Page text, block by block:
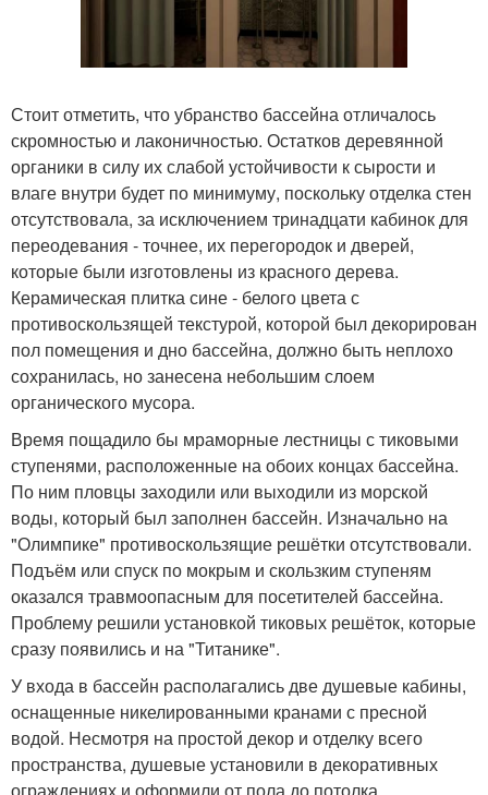
Стоит отметить, что убранство бассейна отличалось
скромностью и лаконичностью. Остатков деревянной
органики в силу их слабой устойчивости к сырости и
влаге внутри будет по минимуму, поскольку отделка стен
отсутствовала, за исключением тринадцати кабинок для
переодевания - точнее, их перегородок и дверей,
которые были изготовлены из красного дерева.
Керамическая плитка сине - белого цвета с
противоскользящей текстурой, которой был декорирован
пол помещения и дно бассейна, должно быть неплохо
сохранилась, но занесена небольшим слоем
органического мусора.
Время пощадило бы мраморные лестницы с тиковыми
ступенями, расположенные на обоих концах бассейна.
По ним пловцы заходили или выходили из морской
воды, который был заполнен бассейн. Изначально на
"Олимпике" противоскользящие решётки отсутствовали.
Подъём или спуск по мокрым и скользким ступеням
оказался травмоопасным для посетителей бассейна.
Проблему решили установкой тиковых решёток, которые
сразу появились и на "Титанике".
У входа в бассейн располагались две душевые кабины,
оснащенные никелированными кранами с пресной
водой. Несмотря на простой декор и отделку всего
пространства, душевые установили в декоративных